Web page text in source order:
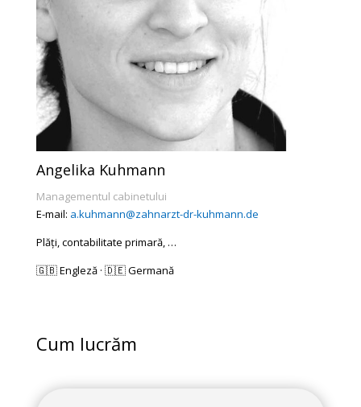
Angelika Kuhmann
Managementul cabinetului
E-mail: a.kuhmann@zahnarzt-dr-kuhmann.de
Plăți, contabilitate primară, …
🇬🇧 Engleză · 🇩🇪 Germană
Cum lucrăm